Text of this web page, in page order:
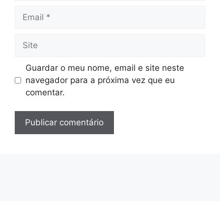
Guardar o meu nome, email e site neste
navegador para a próxima vez que eu
comentar.